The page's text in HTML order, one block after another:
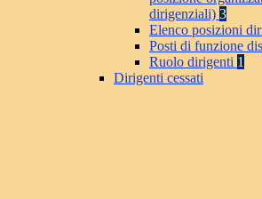
dirigenziali) 3
Elenco posizioni
Posti di funzione
Ruolo dirigenti 1
Dirigenti cessati